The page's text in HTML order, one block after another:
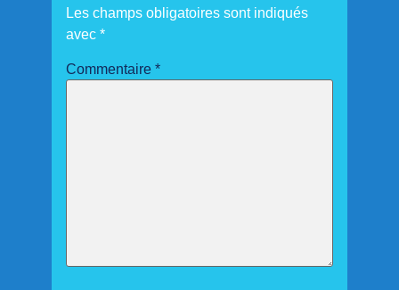
Les champs obligatoires sont indiqués
avec *
Commentaire *